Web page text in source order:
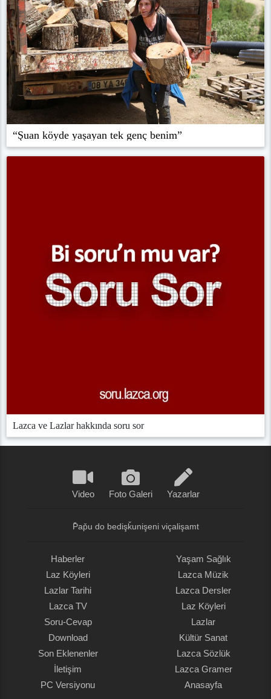
“Şuan köyde yaşayan tek genç benim”
Lazca ve Lazlar hakkında soru sor
Video Foto Galeri Yazarlar
P̌ap̌u do bedişǩunişeni viçalişamt
Haberler
Laz Köyleri
Lazlar Tarihi
Lazca TV
Soru-Cevap
Download
Son Eklenenler
İletişim
PC Versiyonu
Yaşam Sağlık
Lazca Müzik
Lazca Dersler
Laz Köyleri
Lazlar
Kültür Sanat
Lazca Sözlük
Lazca Gramer
Anasayfa